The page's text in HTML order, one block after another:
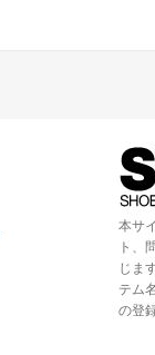
本サ
ト、
じま
テム
の登